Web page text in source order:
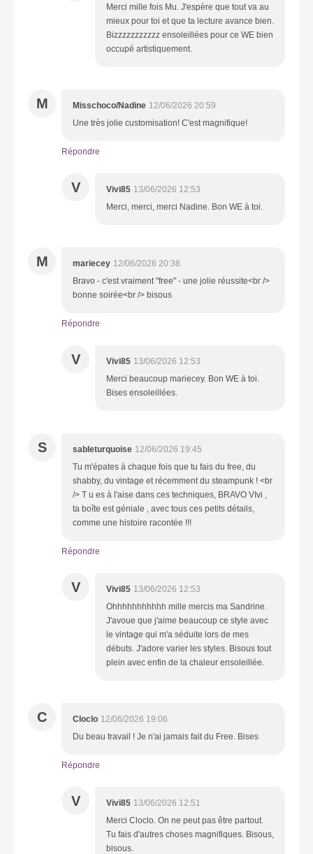
Merci mille fois Mu. J'espère que tout va au
mieux pour toi et que ta lecture avance bien.
Bizzzzzzzzzzz ensoleillées pour ce WE bien
occupé artistiquement.
M Misschoco/Nadine 12/06/2026 20:59
Une très jolie customisation! C'est magnifique!
Répondre
V Vivi85 13/06/2026 12:53
Merci, merci, merci Nadine. Bon WE à toi.
M mariecey 12/06/2026 20:38
Bravo - c'est vraiment "free" - une jolie réussite<br />
bonne soirée<br /> bisous
Répondre
V Vivi85 13/06/2026 12:53
Merci beaucoup mariecey. Bon WE à toi.
Bises ensoleillées.
S sableturquoise 12/06/2026 19:45
Tu m'épates à chaque fois que tu fais du free, du
shabby, du vintage et récemment du steampunk ! <br
/> T u es à l'aise dans ces techniques, BRAVO VIvi ,
ta boîte est géniale , avec tous ces petits détails,
comme une histoire racontée !!!
Répondre
V Vivi85 13/06/2026 12:53
Ohhhhhhhhhhh mille mercis ma Sandrine.
J'avoue que j'aime beaucoup ce style avec
le vintage qui m'a séduite lors de mes
débuts. J'adore varier les styles. Bisous tout
plein avec enfin de la chaleur ensoleillée.
C Cloclo 12/06/2026 19:06
Du beau travail ! Je n'ai jamais fait du Free. Bises
Répondre
V Vivi85 13/06/2026 12:51
Merci Cloclo. On ne peut pas être partout.
Tu fais d'autres choses magnifiques. Bisous,
bisous.